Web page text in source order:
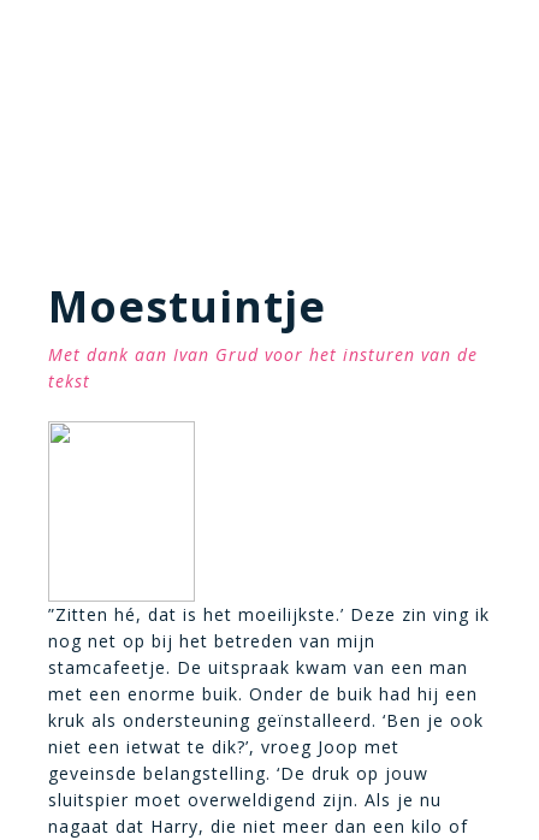
Moestuintje
Met dank aan Ivan Grud voor het insturen van de
tekst
”Zitten hé, dat is het moeilijkste.’ Deze zin ving ik
nog net op bij het betreden van mijn
stamcafeetje. De uitspraak kwam van een man
met een enorme buik. Onder de buik had hij een
kruk als ondersteuning geïnstalleerd. ‘Ben je ook
niet een ietwat te dik?’, vroeg Joop met
geveinsde belangstelling. ‘De druk op jouw
sluitspier moet overweldigend zijn. Als je nu
nagaat dat Harry, die niet meer dan een kilo of